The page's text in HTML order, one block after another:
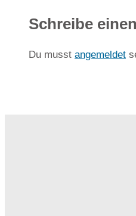
Schreibe
Du musst angemeldet